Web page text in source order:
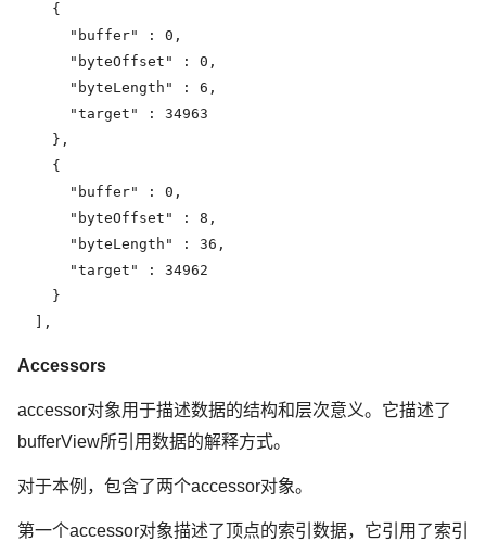
    {
      "buffer" : 0,
      "byteOffset" : 0,
      "byteLength" : 6,
      "target" : 34963
    },
    {
      "buffer" : 0,
      "byteOffset" : 8,
      "byteLength" : 36,
      "target" : 34962
    }
  ],
Accessors
accessor对象用于描述数据的结构和层次意义。它描述了
bufferView所引用数据的解释方式。
对于本例，包含了两个accessor对象。
第一个accessor对象描述了顶点的索引数据，它引用了索引